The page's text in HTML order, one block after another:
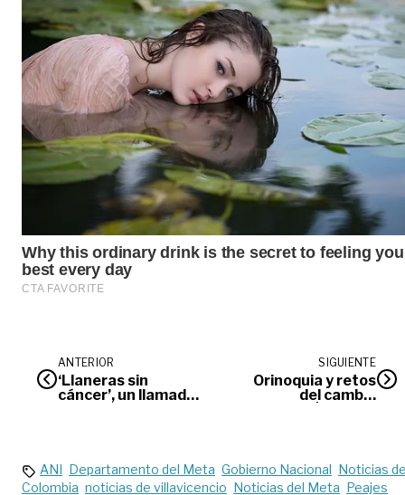
ANTERIOR
‘Llaneras sin
cáncer’, un llamado
SIGUIENTE
Orinoquia y retos
del cambio
ANI Departamento del Meta Gobierno Nacional Noticias
Colombia noticias de villavicencio Noticias del Meta Peajes